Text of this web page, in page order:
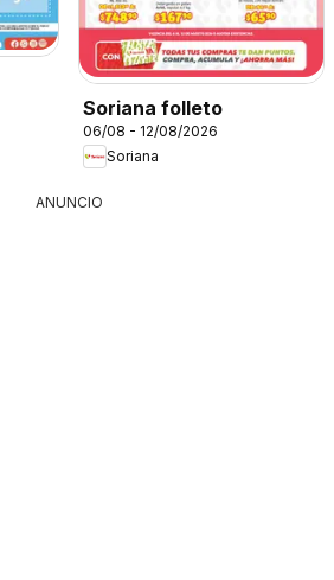
Soriana folleto
06/08 - 12/08/2026
Soriana
ANUNCIO